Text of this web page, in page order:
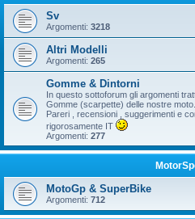
Sv
Argomenti: 3218
Altri Modelli
Argomenti: 265
Gomme & Dintorni
In questo sottoforum gli argomenti
Gomme (scarpette) delle nostre moto.
Pareri , recensioni , suggerimenti e
rigorosamente IT
Argomenti: 277
MotoGp & SuperBike
Argomenti: 712